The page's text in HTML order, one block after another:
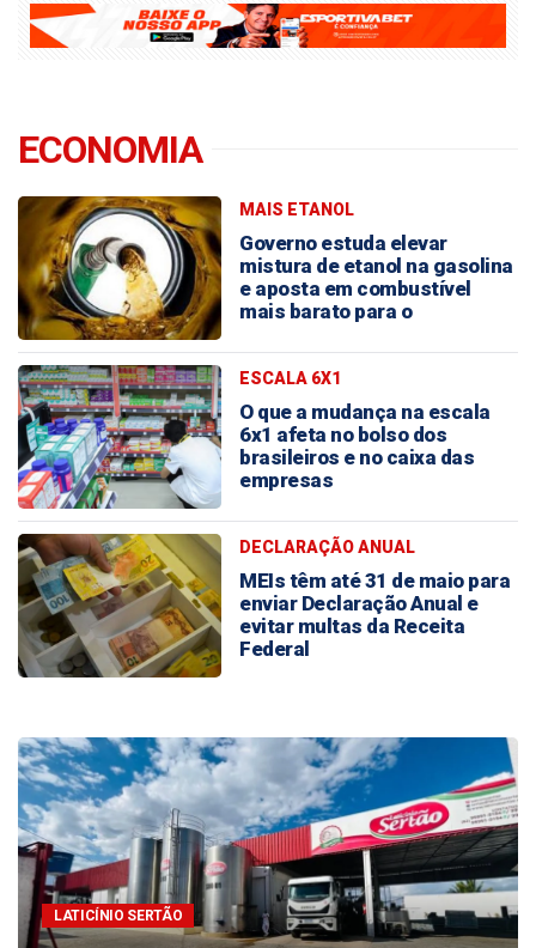
ECONOMIA
MAIS ETANOL
Governo estuda elevar
mistura de etanol na gasolina
e aposta em combustível
mais barato para o
ESCALA 6X1
O que a mudança na escala
6x1 afeta no bolso dos
brasileiros e no caixa das
empresas
DECLARAÇÃO ANUAL
MEIs têm até 31 de maio para
enviar Declaração Anual e
evitar multas da Receita
Federal
PESQUISA
Pesquisa revela cenário de